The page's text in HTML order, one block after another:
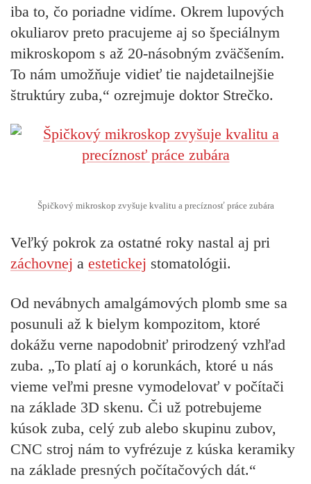
iba to, čo poriadne vidíme. Okrem lupových
okuliarov preto pracujeme aj so špeciálnym
mikroskopom s až 20-násobným zväčšením.
To nám umožňuje vidieť tie najdetailnejšie
štruktúry zuba,“ ozrejmuje doktor Strečko.
Špičkový mikroskop zvyšuje kvalitu a precíznosť práce zubára
Veľký pokrok za ostatné roky nastal aj pri
záchovnej a estetickej stomatológii.
Od nevábnych amalgámových plomb sme sa
posunuli až k bielym kompozitom, ktoré
dokážu verne napodobniť prirodzený vzhľad
zuba. „To platí aj o korunkách, ktoré u nás
vieme veľmi presne vymodelovať v počítači
na základe 3D skenu. Či už potrebujeme
kúsok zuba, celý zub alebo skupinu zubov,
CNC stroj nám to vyfrézuje z kúska keramiky
na základe presných počítačových dát.“